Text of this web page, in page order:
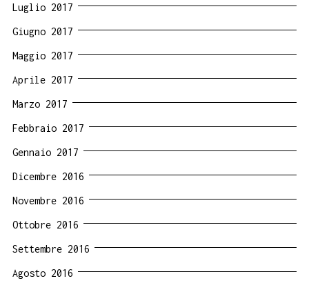
Luglio 2017
Giugno 2017
Maggio 2017
Aprile 2017
Marzo 2017
Febbraio 2017
Gennaio 2017
Dicembre 2016
Novembre 2016
Ottobre 2016
Settembre 2016
Agosto 2016